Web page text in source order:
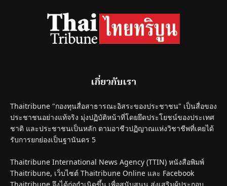
เกี่ยวกับเรา
Thaitribune "กองทุนสื่อสาธารณะอิสระของประชาชน" เป็นสื่อของ
ประชาชนอย่างแท้จริง มุ่งปฏิบัติหน้าที่โดยยึดประโยชน์ของประเทศ
ชาติ และประชาชนเป็นหลัก ตามอาชีวปฏิญาณแห่งวิชาชีพที่เคยได้
รับการยกย่องเป็นฐานันดร 5
Thaitribune International News Agency (TTIN) หนังสือพิมพ์
Thaitribune, เว็บไซต์ Thaitribune Online และ Facebook